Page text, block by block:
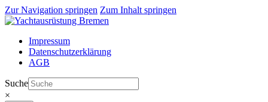
Zur Navigation springen Zum Inhalt springen
Impressum
Datenschutzerklärung
AGB
Suche
×